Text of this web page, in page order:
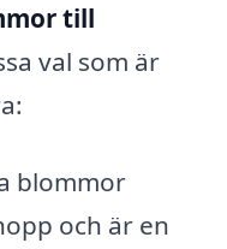
till
val som är
blommor
och är en